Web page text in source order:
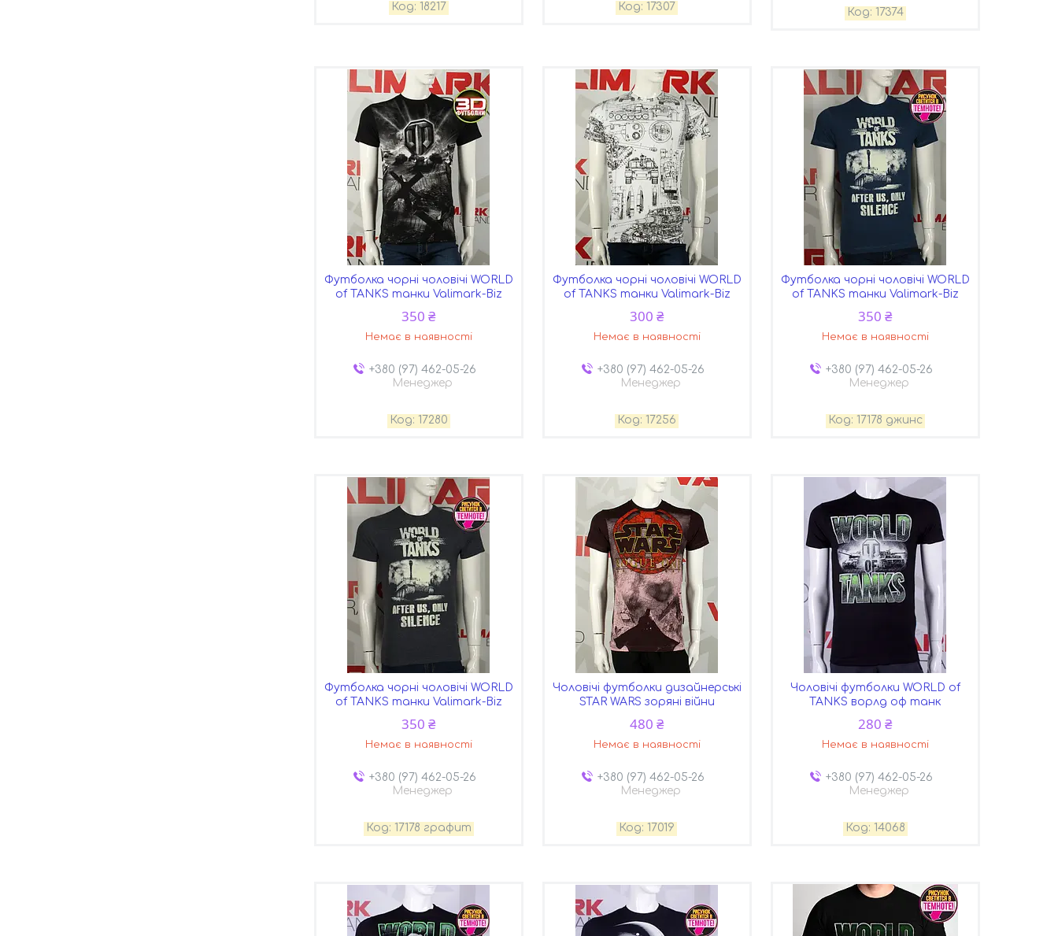
18217 17307 17374
Футболка чорні чоловічі WORLD
of TANKS танки Valimark-Biz
350 ₴
Немає в наявності
+380 (97) 462-05-26
Менеджер
17280
Футболка чорні чоловічі WORLD
of TANKS танки Valimark-Biz
300 ₴
Немає в наявності
+380 (97) 462-05-26
Менеджер
17256
Футболка чорні чоловічі WORLD
of TANKS танки Valimark-Biz
350 ₴
Немає в наявності
+380 (97) 462-05-26
Менеджер
17178 джинс
Футболка чорні чоловічі WORLD
of TANKS танки Valimark-Biz
350 ₴
Немає в наявності
+380 (97) 462-05-26
Менеджер
17178 графит
Чоловічі футболки дизайнерські
STAR WARS зоряні війни
480 ₴
Немає в наявності
+380 (97) 462-05-26
Менеджер
17019
Чоловічі футболки WORLD of
TANKS ворлд оф танк
280 ₴
Немає в наявності
+380 (97) 462-05-26
Менеджер
14068